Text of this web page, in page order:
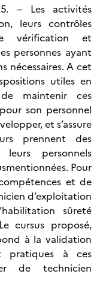
− Les activités
leurs contrôles
vérification et
personnes ayant
nécessaires. A cet
utiles en
maintenir ces
son personnel
et s’assure
prennent des
personnels
Pour
et de
d’exploitation
sûreté
cursus proposé,
à la validation
pratiques à ces
de technicien